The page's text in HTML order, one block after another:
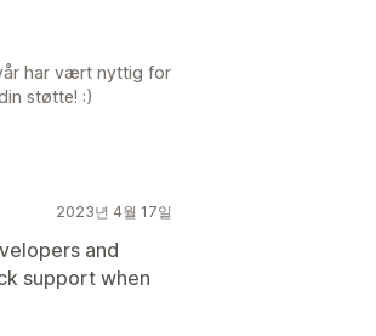
har vært nyttig for
støtte! :)
2023년 4월 17일
and
support when